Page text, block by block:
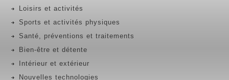
Loisirs et activités
Sports et activités physiques
Santé, préventions et traitements
Bien-être et détente
Intérieur et extérieur
Nouvelles technologies